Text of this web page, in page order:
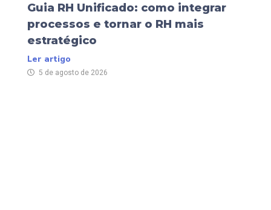
Guia RH Unificado: como integrar
processos e tornar o RH mais
estratégico
Ler artigo
5 de agosto de 2026